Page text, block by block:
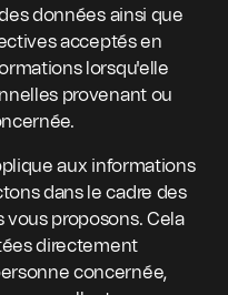
données ainsi que
acceptés en
lorsqu'elle
provenant ou
aux informations
dans le cadre des
proposons. Cela
directement
concernée,